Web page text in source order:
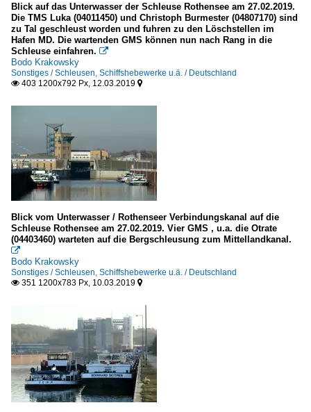
Blick auf das Unterwasser der Schleuse Rothensee am 27.02.2019.
Die TMS Luka (04011450) und Christoph Burmester (04807170) sind
zu Tal geschleust worden und fuhren zu den Löschstellen im
Hafen MD. Die wartenden GMS können nun nach Rang in die
Schleuse einfahren. 
Bodo Krakowsky
Sonstiges / Schleusen, Schiffshebewerke u.ä. / Deutschland
 403 1200x792 Px, 12.03.2019 
Blick vom Unterwasser / Rothenseer Verbindungskanal auf die
Schleuse Rothensee am 27.02.2019. Vier GMS , u.a. die Otrate
(04403460) warteten auf die Bergschleusung zum Mittellandkanal.

Bodo Krakowsky
Sonstiges / Schleusen, Schiffshebewerke u.ä. / Deutschland
 351 1200x783 Px, 10.03.2019 